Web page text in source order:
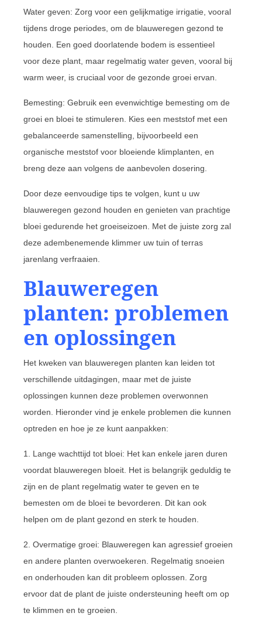
Water geven: Zorg voor een gelijkmatige irrigatie, vooral
tijdens droge periodes, om de blauweregen gezond te
houden. Een goed doorlatende bodem is essentieel
voor deze plant, maar regelmatig water geven, vooral bij
warm weer, is cruciaal voor de gezonde groei ervan.
Bemesting: Gebruik een evenwichtige bemesting om de
groei en bloei te stimuleren. Kies een meststof met een
gebalanceerde samenstelling, bijvoorbeeld een
organische meststof voor bloeiende klimplanten, en
breng deze aan volgens de aanbevolen dosering.
Door deze eenvoudige tips te volgen, kunt u uw
blauweregen gezond houden en genieten van prachtige
bloei gedurende het groeiseizoen. Met de juiste zorg zal
deze adembenemende klimmer uw tuin of terras
jarenlang verfraaien.
Blauweregen
planten: problemen
en oplossingen
Het kweken van blauweregen planten kan leiden tot
verschillende uitdagingen, maar met de juiste
oplossingen kunnen deze problemen overwonnen
worden. Hieronder vind je enkele problemen die kunnen
optreden en hoe je ze kunt aanpakken:
1. Lange wachttijd tot bloei: Het kan enkele jaren duren
voordat blauweregen bloeit. Het is belangrijk geduldig te
zijn en de plant regelmatig water te geven en te
bemesten om de bloei te bevorderen. Dit kan ook
helpen om de plant gezond en sterk te houden.
2. Overmatige groei: Blauweregen kan agressief groeien
en andere planten overwoekeren. Regelmatig snoeien
en onderhouden kan dit probleem oplossen. Zorg
ervoor dat de plant de juiste ondersteuning heeft om op
te klimmen en te groeien.